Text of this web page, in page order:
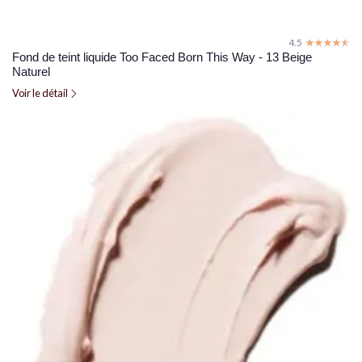
4.5 ☆☆☆☆☆
★★★★★
Fond de teint liquide Too Faced Born This Way - 13 Beige
Naturel
Voir le détail